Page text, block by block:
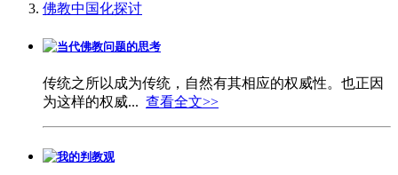
佛教中国化探讨
当代佛教问题的思考
传统之所以成为传统，自然有其相应的权威性。也正因
为这样的权威... 查看全文>>
我的判教观